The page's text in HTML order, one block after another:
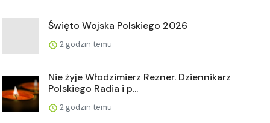
Święto Wojska Polskiego 2026
2 godzin temu
Nie żyje Włodzimierz Rezner. Dziennikarz
Polskiego Radia i p...
2 godzin temu